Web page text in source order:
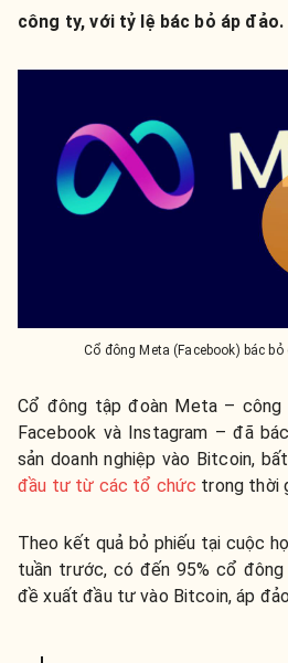
công ty, với tỷ lệ bác bỏ áp đảo.
Cổ đông Meta (Facebook) bác
Cổ đông tập đoàn Meta – công
Facebook và Instagram – đã
sản doanh nghiệp vào Bitcoin,
đầu tư từ các tổ chức trong thời
Theo kết quả bỏ phiếu tại cuộc
tuần trước, có đến 95% cổ
đề xuất đầu tư vào Bitcoin, áp